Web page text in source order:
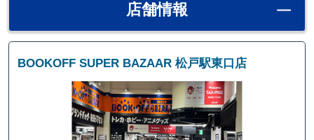
店舗情報
BOOKOFF SUPER BAZAAR 松戸駅東口店